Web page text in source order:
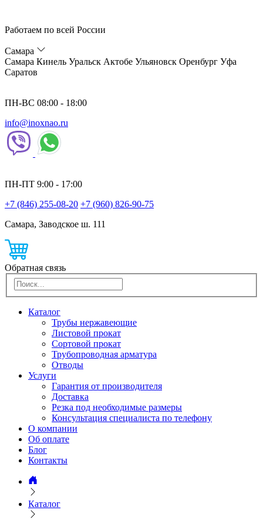
Работаем по всей России
Самара
Самара Кинель Уральск Актобе Ульяновск Оренбург Уфа
Саратов
ПН-ВС 08:00 - 18:00
info@inoxnao.ru
ПН-ПТ 9:00 - 17:00
+7 (846) 255-08-20 +7 (960) 826-90-75
Самара, Заводское ш. 111
Обратная связь
Каталог
Трубы нержавеющие
Листовой прокат
Сортовой прокат
Трубопроводная арматура
Отводы
Услуги
Гарантия от производителя
Доставка
Резка под необходимые размеры
Консультация специалиста по телефону
О компании
Об оплате
Блог
Контакты
Каталог